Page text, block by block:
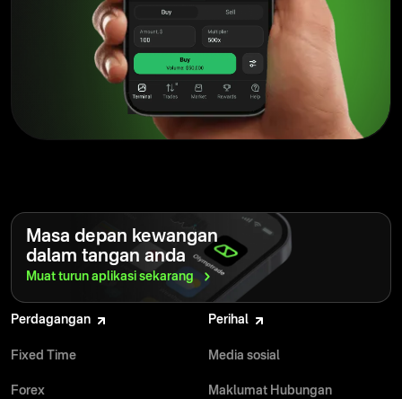
Sepanjang dekad yang lalu, Olymptrade telah
membangunkan persekitaran di mana pedagang boleh
berkembang maju, sentiasa mengutamakan keperluan
mereka. Platform ini terus berkembang, memperkenalkan
ciri baharu yang direka untuk menyokong pedagang dalam
Olymptrade adalah antara beberapa inovator dalam pasaran
sepanjang dekad yang lalu. Sepanjang tahun, ia telah
pendidikan dan cerapan kepada pedagang pada setiap
warisan perkhidmatannya yang boleh dipercayai, berjuta-
Masa depan kewangan
dalam tangan anda
Muat turun aplikasi sekarang
Perdagangan
Fixed Time
Forex
Perihal
Media sosial
Maklumat Hubungan